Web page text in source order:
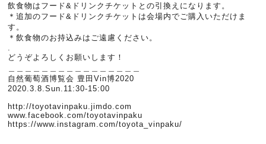
飲食物はフード&ドリンクチケットとの引換えになります。
＊追加のフード&ドリンクチケットは会場内でご購入いただけま
す。
＊飲食物のお持込みはご遠慮ください。
.
どうぞよろしくお願いします！
自然葡萄酒博覧会 豊田Vin博2020
2020.3.8.Sun.11:30-15:00
http://toyotavinpaku.jimdo.com
www.facebook.com/toyotavinpaku
https://www.instagram.com/toyota_vinpaku/